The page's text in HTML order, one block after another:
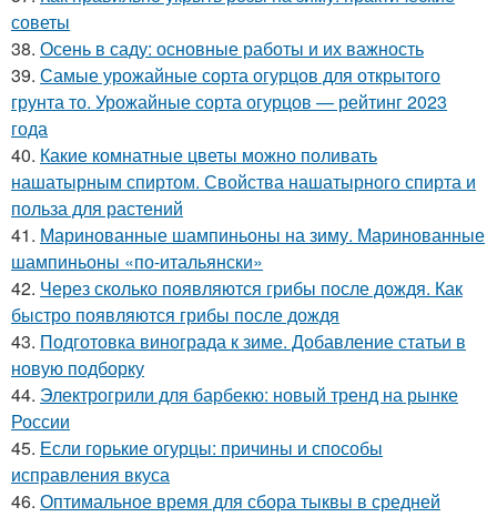
советы
38. Осень в саду: основные работы и их важность
39. Самые урожайные сорта огурцов для открытого
грунта то. Урожайные сорта огурцов — рейтинг 2023
года
40. Какие комнатные цветы можно поливать
нашатырным спиртом. Свойства нашатырного спирта и
польза для растений
41. Маринованные шампиньоны на зиму. Маринованные
шампиньоны «по-итальянски»
42. Через сколько появляются грибы после дождя. Как
быстро появляются грибы после дождя
43. Подготовка винограда к зиме. Добавление статьи в
новую подборку
44. Электрогрили для барбекю: новый тренд на рынке
России
45. Если горькие огурцы: причины и способы
исправления вкуса
46. Оптимальное время для сбора тыквы в средней